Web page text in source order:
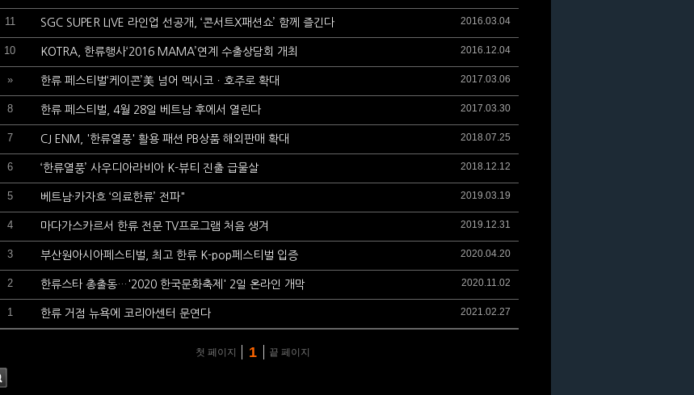
11 SGC SUPER LIVE 라인업 선공개, ‘콘서트X패션쇼’ 함께 즐긴다 2016.03.04
10 KOTRA, 한류행사‘2016 MAMA’연계 수출상담회 개최 2016.12.04
» 한류 페스티벌‘케이콘’美 넘어 멕시코ㆍ호주로 확대 2017.03.06
8 한류 페스티벌, 4월 28일 베트남 후에서 열린다 2017.03.30
7 CJ ENM, '한류열풍' 활용 패션 PB상품 해외판매 확대 2018.07.25
6 ‘한류열풍’ 사우디아라비아 K-뷰티 진출 급물살 2018.12.12
5 베트남·카자흐 ‘의료한류’ 전파" 2019.03.19
4 마다가스카르서 한류 전문 TV프로그램 처음 생겨 2019.12.31
3 부산원아시아페스티벌, 최고 한류 K-pop페스티벌 입증 2020.04.20
2 한류스타 총출동…'2020 한국문화축제' 2일 온라인 개막 2020.11.02
1 한류 거점 뉴욕에 코리아센터 문연다 2021.02.27
첫 페이지 1 끝 페이지